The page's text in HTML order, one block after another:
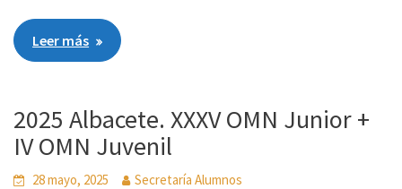
Leer más
2025 Albacete. XXXV OMN Junior +
IV OMN Juvenil
28 mayo, 2025 Secretaría Alumnos